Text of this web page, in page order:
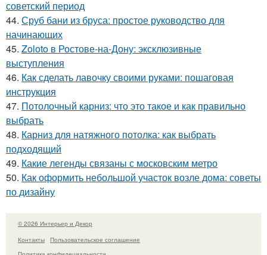
советский период
44. Сруб бани из бруса: простое руководство для
начинающих
45. Zoloto в Ростове-на-Дону: эксклюзивные
выступления
46. Как сделать лавочку своими руками: пошаговая
инструкция
47. Потолочный карниз: что это такое и как правильно
выбрать
48. Карниз для натяжного потолка: как выбрать
подходящий
49. Какие легенды связаны с московским метро
50. Как оформить небольшой участок возле дома: советы
по дизайну
© 2026 Интерьер и Декор
Контакты
Пользовательское соглашение